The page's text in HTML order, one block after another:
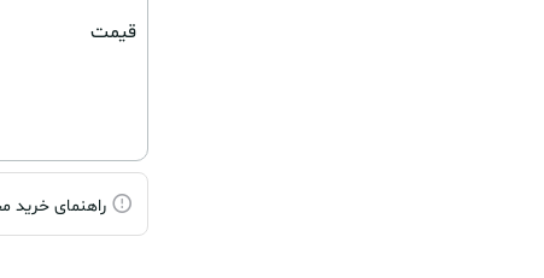
قیمت
راهنمای خرید